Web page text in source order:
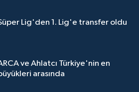
Lig'den 1. Lig'e transfer oldu
ve Ahlatcı Türkiye'nin en
arasında